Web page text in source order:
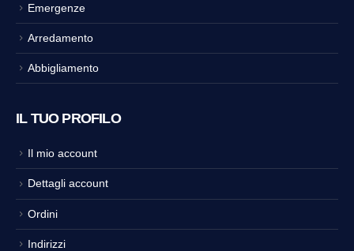
Emergenze
Arredamento
Abbigliamento
IL TUO PROFILO
Il mio account
Dettagli account
Ordini
Indirizzi